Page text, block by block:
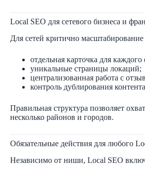
Local SEO для сетевого бизнеса и
Для сетей критично
отдельная карточка для
уникальные страницы локаций;
централизованная работа с
контроль дублирования
Правильная структура позволяет
несколько районов и городов.
Обязательные действия для любого
Независимо от ниши, Local SEO